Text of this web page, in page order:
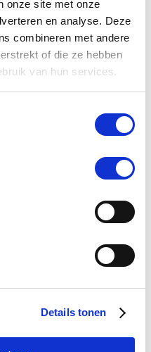
onze site met onze
en analyse. Deze
combineren met andere
of die ze hebben
van hun services.
Details tonen
250 ml
34,73